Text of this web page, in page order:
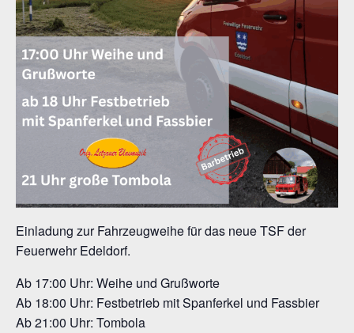
Einladung zur Fahrzeugweihe für das neue TSF der
Feuerwehr Edeldorf.
Ab 17:00 Uhr: Weihe und Grußworte
Ab 18:00 Uhr: Festbetrieb mit Spanferkel und Fassbier
Ab 21:00 Uhr: Tombola